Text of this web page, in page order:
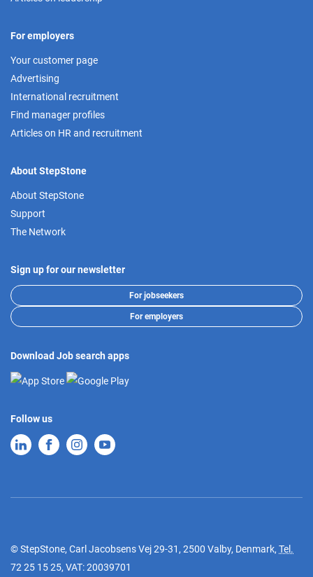
For employers
Your customer page
Advertising
International recruitment
Find manager profiles
Articles on HR and recruitment
About StepStone
About StepStone
Support
The Network
Sign up for our newsletter
For jobseekers
For employers
Download Job search apps
Follow us
© StepStone, Carl Jacobsens Vej 29-31, 2500 Valby, Denmark, Tel.
72 25 15 25, VAT: 20039701